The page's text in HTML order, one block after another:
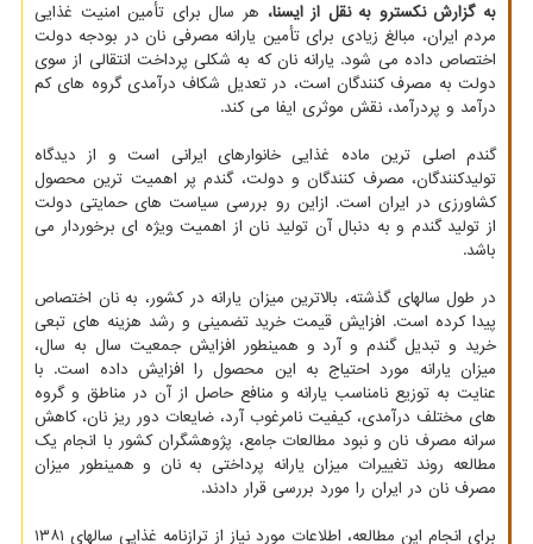
به گزارش نکسترو به نقل از ایسنا، هر سال برای تأمین امنیت غذایی
مردم ایران، مبالغ زیادی برای تأمین یارانه مصرفی نان در بودجه دولت
اختصاص داده می شود. یارانه نان که به شکلی پرداخت انتقالی از سوی
دولت به مصرف کنندگان است، در تعدیل شکاف درآمدی گروه های کم
درآمد و پردرآمد، نقش موثری ایفا می کند.
گندم اصلی ترین ماده غذایی خانوارهای ایرانی است و از دیدگاه
تولیدکنندگان، مصرف کنندگان و دولت، گندم پر اهمیت ترین محصول
کشاورزی در ایران است. ازاین رو بررسی سیاست های حمایتی دولت
از تولید گندم و به دنبال آن تولید نان از اهمیت ویژه ای برخوردار می
باشد.
در طول سالهای گذشته، بالاترین میزان یارانه در کشور، به نان اختصاص
پیدا کرده است. افزایش قیمت خرید تضمینی و رشد هزینه های تبعی
خرید و تبدیل گندم و آرد و همینطور افزایش جمعیت سال به سال،
میزان یارانه مورد احتیاج به این محصول را افزایش داده است. با
عنایت به توزیع نامناسب یارانه و منافع حاصل از آن در مناطق و گروه
های مختلف درآمدی، کیفیت نامرغوب آرد، ضایعات دور ریز نان، کاهش
سرانه مصرف نان و نبود مطالعات جامع، پژوهشگران کشور با انجام یک
مطالعه روند تغییرات میزان یارانه پرداختی به نان و همینطور میزان
مصرف نان در ایران را مورد بررسی قرار دادند.
برای انجام این مطالعه، اطلاعات مورد نیاز از ترازنامه غذایی سالهای ۱۳۸۱